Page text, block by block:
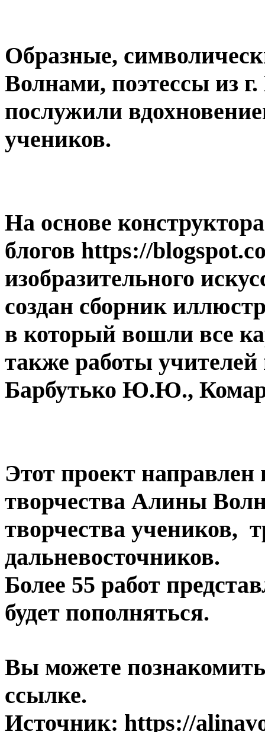
Образные,
Волнами, поэтессы из
послужили
учеников.
На основе конструктора
блогов https://
изобразительного
создан сборник
в который вошли все
также работы учителей
Барбутько Ю.Ю., Комар
Этот проект
творчества Алины
творчества учеников,
дальневосточников.
Более 55 работ
будет пополняться.
Вы можете
ссылке.
Источник: https://